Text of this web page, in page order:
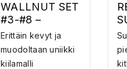
WALLNUT SET
#3-#8 –
KIILASETTI
Erittäin kevyt ja
muodoltaan uniikki
kiilamalli
S
S